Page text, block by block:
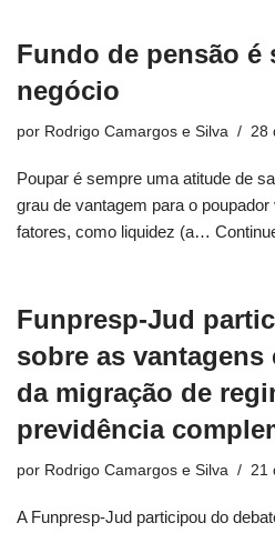
Fundo de pensão é
negócio
por Rodrigo Camargos e Silva 28
Poupar é sempre uma atitude de
grau de vantagem para o
fatores, como liquidez (a…
Funpresp-Jud
sobre as vantagens
da migração de
previdência
por Rodrigo Camargos e Silva 21
A Funpresp-Jud participou do